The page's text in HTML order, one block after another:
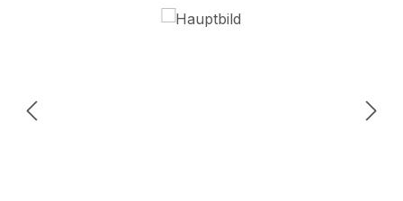
Bildergalerie überspringen